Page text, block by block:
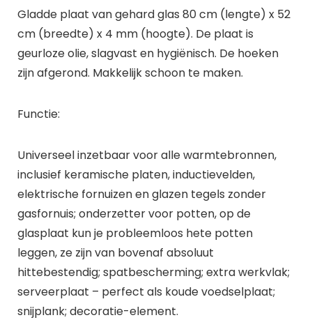
Gladde plaat van gehard glas 80 cm (lengte) x 52
cm (breedte) x 4 mm (hoogte). De plaat is
geurloze olie, slagvast en hygiënisch. De hoeken
zijn afgerond. Makkelijk schoon te maken.
Functie:
Universeel inzetbaar voor alle warmtebronnen,
inclusief keramische platen, inductievelden,
elektrische fornuizen en glazen tegels zonder
gasfornuis; onderzetter voor potten, op de
glasplaat kun je probleemloos hete potten
leggen, ze zijn van bovenaf absoluut
hittebestendig; spatbescherming; extra werkvlak;
serveerplaat – perfect als koude voedselplaat;
snijplank; decoratie-element.